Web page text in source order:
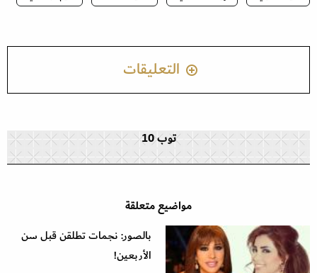
التعليقات
توب 10
مواضيع متعلقة
بالصور: نجمات تطلقن قبل سن
الأربعين!